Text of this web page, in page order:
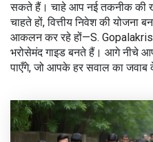
सकते हैं। चाहे आप नई तकनीक की
चाहते हों, वित्तीय निवेश की योजना
आकलन कर रहे हों—S.
भरोसेमंद गाइड बनते हैं। आगे नीचे
पाएँगे, जो आपके हर सवाल का जवाब